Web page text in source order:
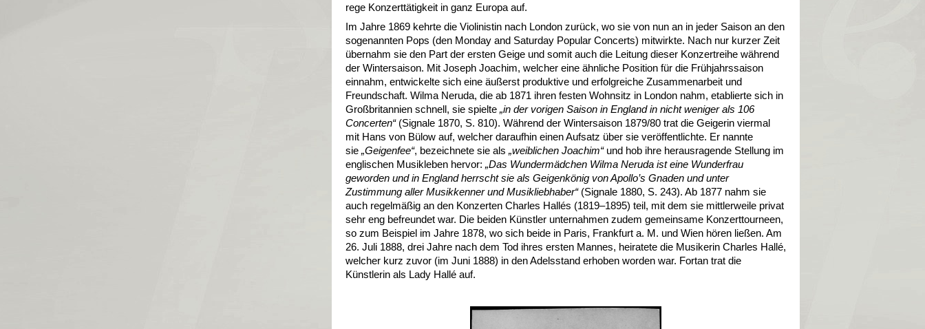
rege Konzerttätigkeit in ganz Europa auf.
Im Jahre 1869 kehrte die Violinistin nach London zurück, wo sie von nun an in jeder Saison an den
sogenannten Pops (den Monday and Saturday Popular Concerts) mitwirkte. Nach nur kurzer Zeit
übernahm sie den Part der ersten Geige und somit auch die Leitung dieser Konzertreihe während
der Wintersaison. Mit Joseph Joachim, welcher eine ähnliche Position für die Frühjahrssaison
einnahm, entwickelte sich eine äußerst produktive und erfolgreiche Zusammenarbeit und
Freundschaft. Wilma Neruda, die ab 1871 ihren festen Wohnsitz in London nahm, etablierte sich in
Großbritannien schnell, sie spielte „in der vorigen Saison in England in nicht weniger als 106
Concerten“(Signale 1870, S. 810). Während der Wintersaison 1879/80 trat die Geigerin viermal
mit Hans von Bülow auf, welcher daraufhin einen Aufsatz über sie veröffentlichte. Er nannte
sie „Geigenfee“, bezeichnete sie als „weiblichen Joachim“und hob ihre herausragende Stellung im
englischen Musikleben hervor: „Das Wundermädchen Wilma Neruda ist eine Wunderfrau
geworden und in England herrscht sie als Geigenkönig von Apollo’s Gnaden und unter
Zustimmung aller Musikkenner und Musikliebhaber“ (Signale 1880, S. 243). Ab 1877 nahm sie
auch regelmäßig an den Konzerten Charles Hallés (1819–1895) teil, mit dem sie mittlerweile privat
sehr eng befreundet war. Die beiden Künstler unternahmen zudem gemeinsame Konzerttourneen,
so zum Beispiel im Jahre 1878, wo sich beide in Paris, Frankfurt a. M. und Wien hören ließen. Am
26. Juli 1888, drei Jahre nach dem Tod ihres ersten Mannes, heiratete die Musikerin Charles Hallé,
welcher kurz zuvor (im Juni 1888) in den Adelsstand erhoben worden war. Fortan trat die
Künstlerin als Lady Hallé auf.